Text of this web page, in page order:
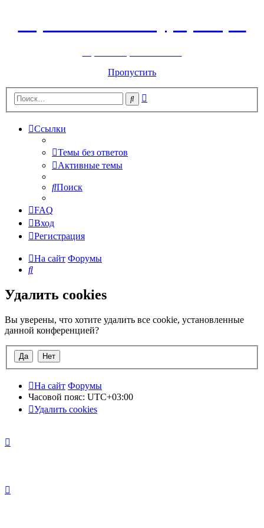
Пропустить
Поиск
Ссылки
Темы без ответов
Активные темы
Поиск
FAQ
Вход
Регистрация
На сайт Форумы
Поиск
Удалить cookies
Вы уверены, что хотите удалить все cookie, установленные
данной конференцией?
На сайт Форумы
Часовой пояс: UTC+03:00
Удалить cookies